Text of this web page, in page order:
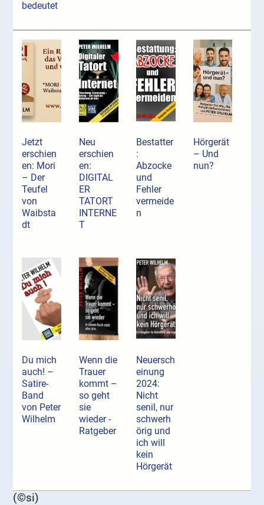
bedeutet
Jetzt
erschien
en: Mori
– Der
Teufel
von
Waibsta
dt
Neu
erschien
en:
DIGITAL
ER
TATORT
INTERNE
T
Bestatter
:
Abzocke
und
Fehler
vermeide
n
Hörgerät
– Und
nun?
Du mich
auch! –
Satire-
Band
von Peter
Wilhelm
Wenn die
Trauer
kommt –
so geht
sie
wieder -
Ratgeber
Neuersch
einung
2024:
Nicht
senil, nur
schwerh
örig und
ich will
kein
Hörgerät
(©si)